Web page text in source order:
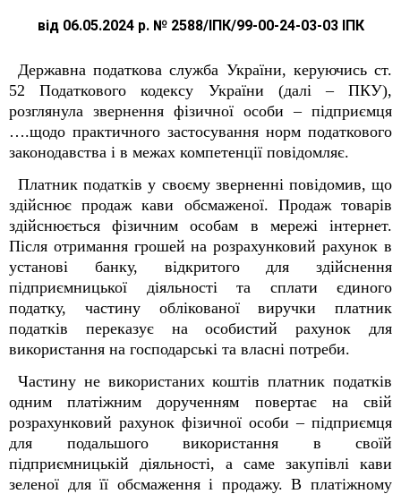
від 06.05.2024 р. № 2588/ІПК/99-00-24-03-03 ІПК
Державна податкова служба України, керуючись ст.
52 Податкового кодексу України (далі – ПКУ),
розглянула звернення фізичної особи – підприємця
….щодо практичного застосування норм податкового
законодавства і в межах компетенції повідомляє.
Платник податків у своєму зверненні повідомив, що
здійснює продаж кави обсмаженої. Продаж товарів
здійснюється фізичним особам в мережі інтернет.
Після отримання грошей на розрахунковий рахунок в
установі банку, відкритого для здійснення
підприємницької діяльності та сплати єдиного
податку, частину облікованої виручки платник
податків переказує на особистий рахунок для
використання на господарські та власні потреби.
Частину не використаних коштів платник податків
одним платіжним дорученням повертає на свій
розрахунковий рахунок фізичної особи – підприємця
для подальшого використання в своїй
підприємницькій діяльності, а саме закупівлі кави
зеленої для її обсмаження і продажу. В платіжному